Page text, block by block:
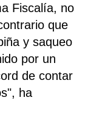
Fiscalía, no
que
y saqueo
por un
de contar
ha